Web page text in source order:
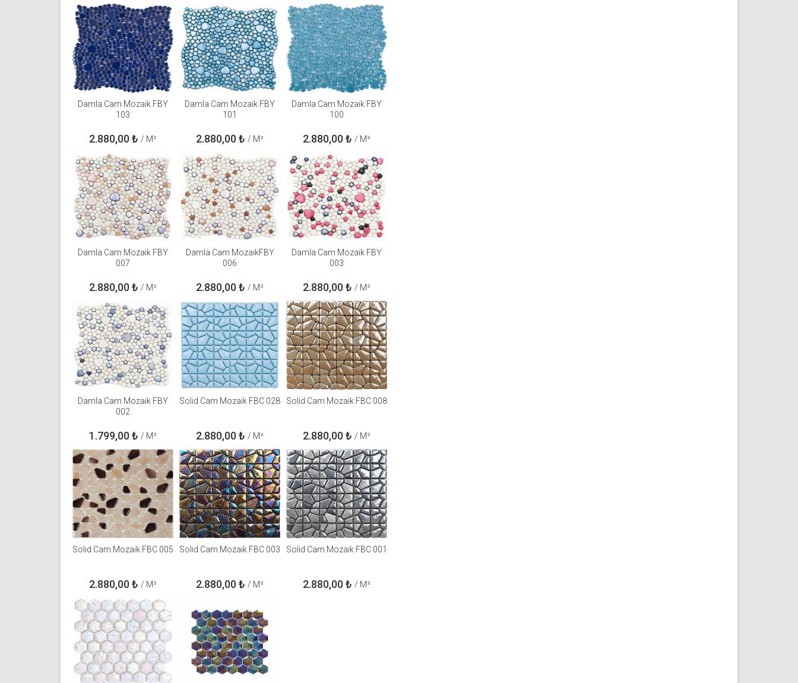
Damla Cam Mozaik FBY
103
2.880,00₺ / M²
Damla Cam Mozaik FBY
101
2.880,00₺ / M²
Damla Cam Mozaik FBY
100
2.880,00₺ / M²
Damla Cam Mozaik FBY
007
2.880,00₺ / M²
Damla Cam MozaikFBY
006
2.880,00₺ / M²
Damla Cam Mozaik FBY
003
2.880,00₺ / M²
Damla Cam Mozaik FBY
002
1.799,00₺ / M²
Solid Cam Mozaik FBC 028
2.880,00₺ / M²
Solid Cam Mozaik FBC 008
2.880,00₺ / M²
Solid Cam Mozaik FBC 005
2.880,00₺ / M²
Solid Cam Mozaik FBC 003
2.880,00₺ / M²
Solid Cam Mozaik FBC 001
2.880,00₺ / M²